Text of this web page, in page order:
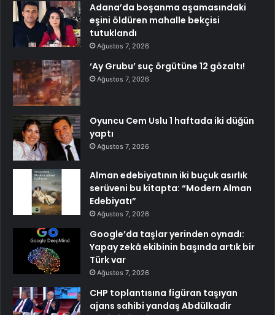
Adana’da boşanma aşamasındaki
eşini öldüren mahalle bekçisi
tutuklandı
Ağustos 7, 2026
‘Ay Grubu’ suç örgütüne 12 gözaltı!
Ağustos 7, 2026
Oyuncu Cem Uslu 1 haftada iki düğün
yaptı
Ağustos 7, 2026
Alman edebiyatının iki buçuk asırlık
serüveni bu kitapta: “Modern Alman
Edebiyatı”
Ağustos 7, 2026
Google’da taşlar yerinden oynadı:
Yapay zekâ ekibinin başında artık bir
Türk var
Ağustos 7, 2026
CHP toplantısına figüran taşıyan
ajans sahibi yandaş Abdülkadir